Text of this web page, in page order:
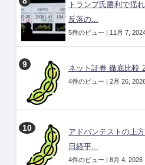
トランプ氏勝利で揺
反落の...
5件のビュー | 11月 7,
ネット証券 徹底比較
4件のビュー | 2月 26,
アドバンテストの上
日経平...
4件のビュー | 8月 4, 2026